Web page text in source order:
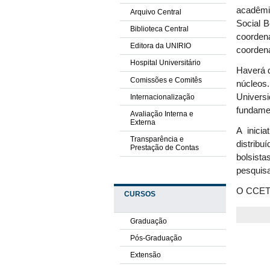
Arquivo Central
Biblioteca Central
Editora da UNIRIO
Hospital Universitário
Comissões e Comitês
Internacionalização
Avaliação Interna e
Externa
Transparência e
Prestação de Contas
CURSOS
Graduação
Pós-Graduação
Extensão
Social
Haverá
A
O